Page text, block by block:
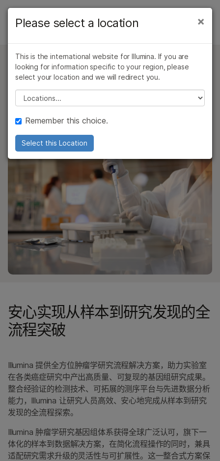
学习
支持
推荐内容链接
概述
肿瘤学研究解决方案
遗传病研究解决方案
借助因美纳基因组解决方案
革新肿瘤学研究
深挖癌症生物学机制，洞悉更多研究奥秘
安心实现从样本到研究发现的全
流程突破
Illumina 提供全方位肿瘤学研究流程解决方案，助力实验室
在各类癌症研究中产出高质量、可复现的基因组研究成果。
整合经验证的检测技术、可拓展的测序平台与先进数据分析
能力，Illumina 让研究人员高效、安心地完成从样本到研究
发现的全流程探索。
Illumina 肿瘤学研究基因组体系获得全球广泛认可，旗下一
体化的样本到数据解决方案，在简化流程操作的同时，兼具
适配研究需求升级的灵活性与可扩展性。这一整合式方案保
癌症研究
微生物学
农业基因组学
复杂疾病
临床肿瘤学
生殖健康
遗传病和罕见病
×
Please select a location
This is the international website for Illumina. If you are
looking for information specific to your region, please
select your location and we will redirect you.
Please select a location
Remember this choice.
Select this Location